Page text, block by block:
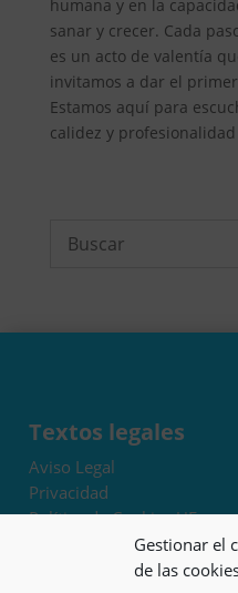
Gestionar el
de las
humana y en la
sanar y crecer. Cada
es un acto de valentía
invitamos a dar el
Estamos aquí para
calidez y
Textos legales
Aviso Legal
Privacidad
Política de Cookies UE
Términos y condiciones
Exoneración de